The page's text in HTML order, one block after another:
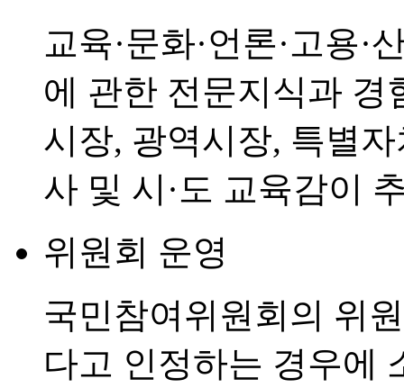
교육·문화·언론·고용·
에 관한 전문지식과 경
시장, 광역시장, 특별
사 및 시·도 교육감이
위원회 운영
국민참여위원회의 위
다고 인정하는 경우에